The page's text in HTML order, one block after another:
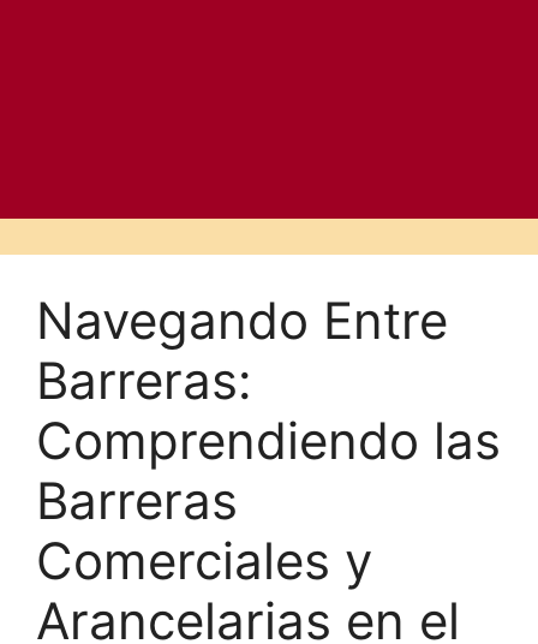
Navegando Entre
Barreras:
Comprendiendo las
Barreras
Comerciales y
Arancelarias en el